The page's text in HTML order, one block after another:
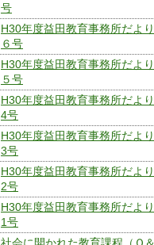
号
H30年度益田教育事務所だより
６号
H30年度益田教育事務所だより
５号
H30年度益田教育事務所だより
4号
H30年度益田教育事務所だより
3号
H30年度益田教育事務所だより
2号
H30年度益田教育事務所だより
1号